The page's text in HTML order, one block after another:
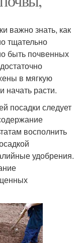
важно знать, как
тщательно
быть почвенных
в мягкую
начать расти.
посадки следует
восполнить
удобрения.